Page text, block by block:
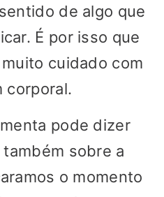
de algo que
É por isso que
cuidado com
corporal.
pode dizer
sobre a
o momento